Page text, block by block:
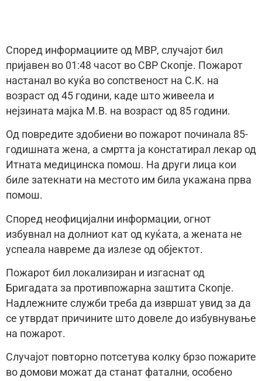
Според информациите од МВР, случајот бил
пријавен во 01:48 часот во СВР Скопје. Пожарот
настанал во куќа во сопственост на С.К. на
возраст од 45 години, каде што живеела и
нејзината мајка М.В. на возраст од 85 години.
Од повредите здобиени во пожарот починала 85-
годишната жена, а смртта ја констатирал лекар од
Итната медицинска помош. На други лица кои
биле затекнати на местото им била укажана прва
помош.
Според неофицијални информации, огнот
избувнал на долниот кат од куќата, а жената не
успеала навреме да излезе од објектот.
Пожарот бил локализиран и изгаснат од
Бригадата за противпожарна заштита Скопје.
Надлежните служби треба да извршат увид за да
се утврдат причините што довеле до избувнување
на пожарот.
Случајот повторно потсетува колку брзо пожарите
во домови можат да станат фатални, особено